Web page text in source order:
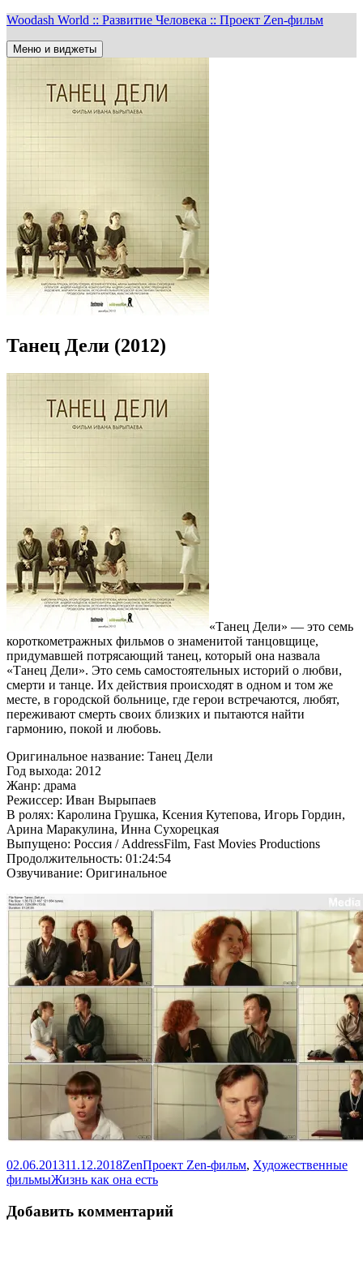
Перейти
содержимому
Woodash World :: Развитие Человека :: Проект Zen-фильм
Меню и виджеты
Танец Дели (2012)
«Танец Дели» — это семь
короткометражных фильмов о знаменитой танцовщице,
придумавшей потрясающий танец, который она назвала
«Танец Дели». Это семь самостоятельных историй о любви,
смерти и танце. Их действия происходят в одном и том же
месте, в городской больнице, где герои встречаются, любят,
переживают смерть своих близких и пытаются найти
гармонию, покой и любовь.
Оригинальное название: Танец Дели
Год выхода: 2012
Жанр: драма
Режиссер: Иван Вырыпаев
В ролях: Каролина Грушка, Ксения Кутепова, Игорь Гордин,
Арина Маракулина, Инна Сухорецкая
Выпущено: Россия / AddressFilm, Fast Movies Productions
Продолжительность: 01:24:54
Озвучивание: Оригинальное
Опубликовано
02.06.201311.12.2018Автор
ZenРубрики
Проект Zen-фильм, Художественные
фильмыМетки
Жизнь как она есть
Добавить комментарий